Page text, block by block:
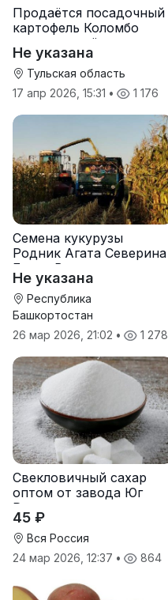
Продаётся посадочный
картофель Коломбо
оптом от трёх тонн
Не указана
Тульская область
17 апр 2026, 15:31 • 1 176
Семена кукурузы
Родник Агата Северина
Берта Вилора
Прохладненский Дарина
Росс Машук Катерина
Не указана
Республика
Башкортостан
26 мар 2026, 21:02 • 1 278
Свекловичный сахар
оптом от завода Юг
Руси
45 ₽
Вся Россия
24 мар 2026, 12:37 • 864